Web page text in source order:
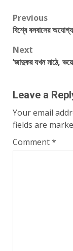
Post
Previous
বিশ্বে বসবাসের
Next
‌‌‘জাদুকর যখন মাঠে,
Leave a
Your email
fields are
Comment*